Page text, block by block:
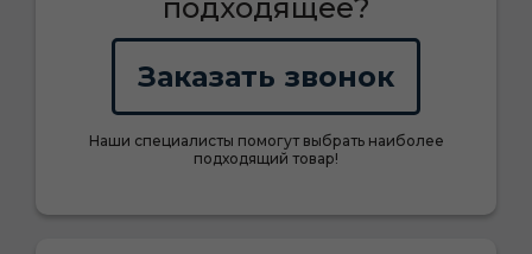
подходящее?
Заказать звонок
Наши специалисты помогут выбрать наиболее
подходящий товар!